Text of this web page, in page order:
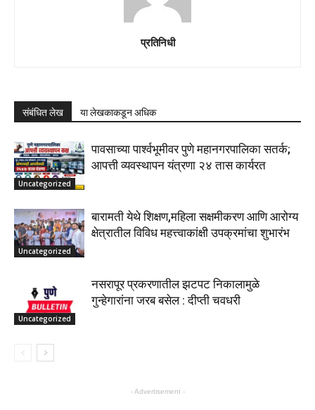
प्रतिनिधी
संबंधित लेख या लेखकाकडून अधिक
Uncategorized
पावसाच्या पार्श्वभूमीवर पुणे महानगरपालिका सतर्क;
आपत्ती व्यवस्थापन यंत्रणा २४ तास कार्यरत
Uncategorized
बारामती येथे शिक्षण,महिला सक्षमीकरण आणि आरोग्य
क्षेत्रातील विविध महत्त्वाकांक्षी उपक्रमांचा शुभारंभ
Uncategorized
नसरापूर प्रकरणातील झटपट निकालामुळे
गुन्हेगारांना जरब बसेल : दीप्ती चवधरी
- Advertisement -